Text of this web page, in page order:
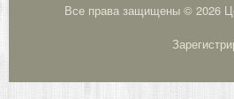
Все права защищены © 2026